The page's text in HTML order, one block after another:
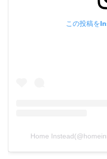
この投稿を
Home